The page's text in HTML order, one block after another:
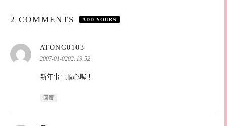
2 COMMENTS ADD YOURS
ATONG0103
示:
2007-01-0202:19:52
新年事事順心喔！
回覆